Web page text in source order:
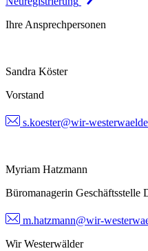
Ihre Ansprechpersonen
Sandra Köster
Vorstand
s.koester@wir-
Myriam Hatzmann
Büromanagerin Geschäftsstelle
m.hatzmann@wir-
Wir Westerwälder